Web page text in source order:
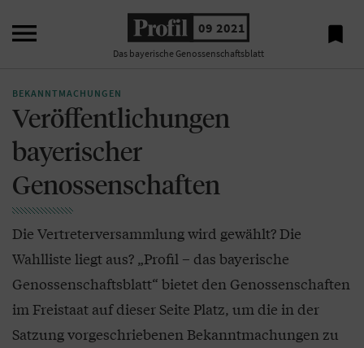
 09 2021
Das bayerische Genossenschaftsblatt

BEKANNTMACHUNGEN
Veröffentlichungen
bayerischer
Genossenschaften
Die Vertreterversammlung wird gewählt? Die
Wahlliste liegt aus? „Profil – das bayerische
Genossenschaftsblatt“ bietet den Genossenschaften
im Freistaat auf dieser Seite Platz, um die in der
Satzung vorgeschriebenen Bekanntmachungen zu